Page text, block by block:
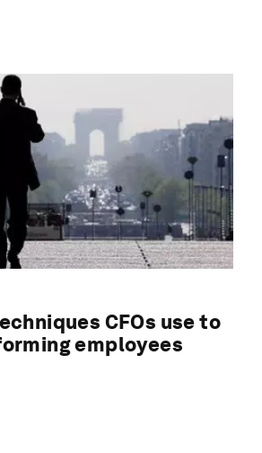
CFOs use to
employees